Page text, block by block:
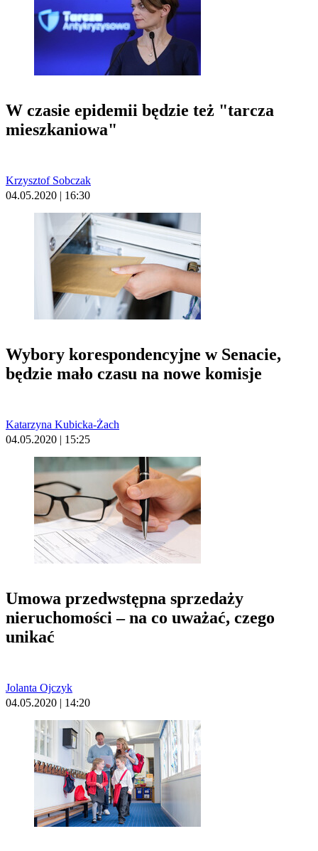
W czasie epidemii będzie też "tarcza
mieszkaniowa"
Krzysztof Sobczak
04.05.2020 | 16:30
Wybory korespondencyjne w Senacie,
będzie mało czasu na nowe komisje
Katarzyna Kubicka-Żach
04.05.2020 | 15:25
Umowa przedwstępna sprzedaży
nieruchomości – na co uważać, czego
unikać
Jolanta Ojczyk
04.05.2020 | 14:20